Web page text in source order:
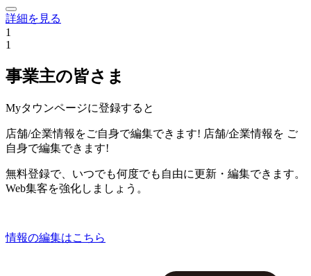
詳細を見る
1
1
事業主の皆さま
Myタウンページに登録すると
店舗/企業情報をご自身で編集できます! 店舗/企業情報を ご
自身で編集できます!
無料登録で、いつでも何度でも自由に更新・編集できます。
Web集客を強化しましょう。
情報の編集はこちら